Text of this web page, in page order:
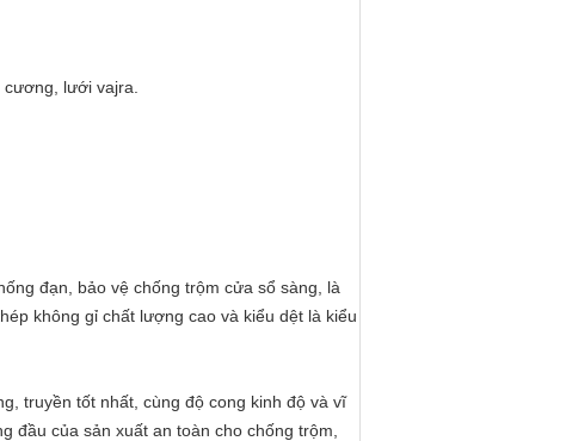
lưới vajra.
đạn, bảo vệ chống trộm cửa sổ sàng, là
không gỉ chất lượng cao và kiểu dệt là kiểu
truyền tốt nhất, cùng độ cong kinh độ và vĩ
đầu của sản xuất an toàn cho chống trộm,